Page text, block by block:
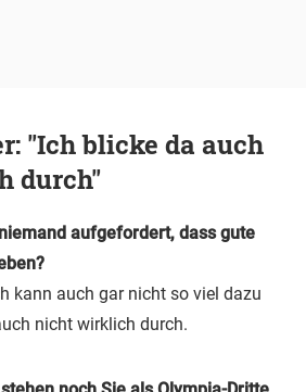
"Ich blicke da auch
durch"
aufgefordert, dass gute
kann auch gar nicht so viel dazu
nicht wirklich durch.